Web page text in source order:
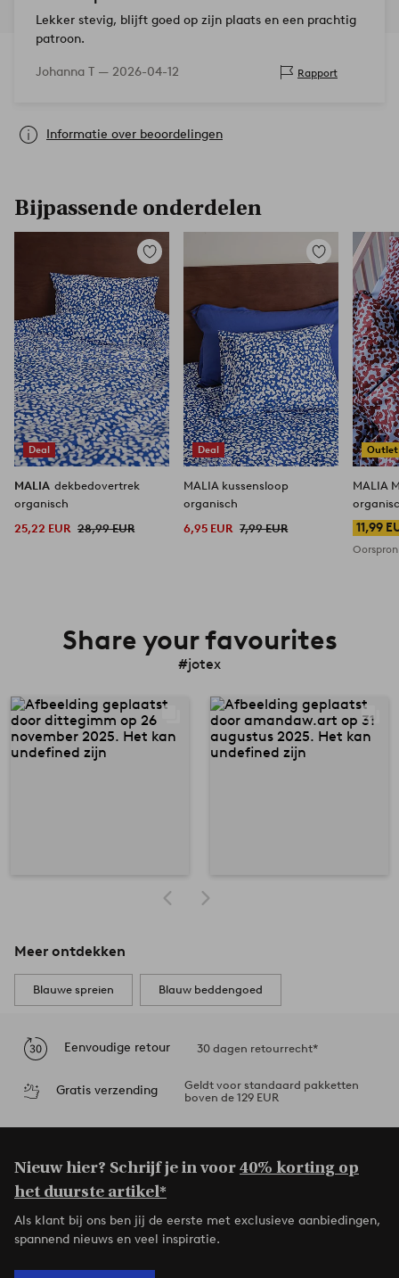
Lekker stevig, blijft goed op zijn plaats en een prachtig
patroon.
Johanna T — 2026-04-12 Rapport
Informatie over beoordelingen
Bijpassende onderdelen
Deal
Toevoegen
favorieten
MALIA dekbedovertrek
organisch
25,22 EUR 28,99 EUR
Deal
Toevoegen
favorieten
MALIA kussensloop
organisch
6,95 EUR 7,99 EUR
Outlet
MALIA
11,99
Share your favourites
#jotex
Meer ontdekken
Blauwe spreien Blauw beddengoed
Eenvoudige retour 30 dagen retourrecht*
Gratis verzending
Geldt voor standaard pakketten
boven de 129 EUR
Nieuw hier? Schrijf je in voor40% korting op
het duurste artikel*
Als klant bij ons ben jij de eerste met exclusieve aanbiedingen,
spannend nieuws en veel inspiratie.